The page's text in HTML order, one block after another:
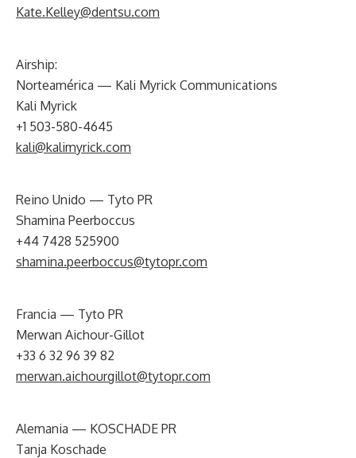
Kate.Kelley@dentsu.com
Airship:
Norteamérica — Kali Myrick Communications
Kali Myrick
+1 503-580-4645
kali@kalimyrick.com
Reino Unido — Tyto PR
Shamina Peerboccus
+44 7428 525900
shamina.peerboccus@tytopr.com
Francia — Tyto PR
Merwan Aichour-Gillot
+33 6 32 96 39 82
merwan.aichourgillot@tytopr.com
Alemania — KOSCHADE PR
Tanja Koschade